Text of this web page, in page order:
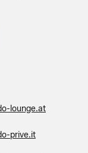
lounge.at
prive.it